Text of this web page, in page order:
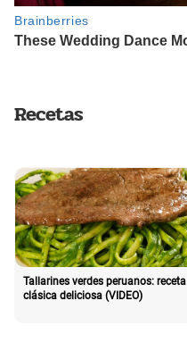
Recetas
Tallarines verdes peruanos: receta
clásica deliciosa (VIDEO)